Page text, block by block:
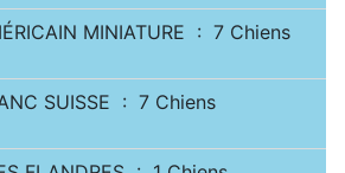
MINIATURE : 7 Chiens
SUISSE : 7 Chiens